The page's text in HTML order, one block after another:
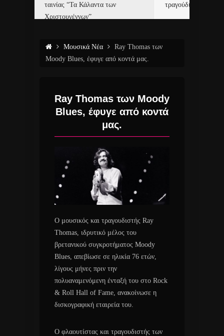
ταινίας “Τα Κάλαντα των
Χριστουγέννων”
τραγούδι και video
Μουσικά Νέα
Ray Thomas των
Moody Blues, έφυγε από κοντά μας.
Ray Thomas των Moody
Blues, έφυγε από κοντά
μας.
Ο μουσικός και τραγουδιστής Ray
Thomas, ιδρυτικό μέλος του
βρετανικού συγκροτήματος Moody
Blues, απεβίωσε σε ηλικία 76 ετών,
λίγους μήνες πριν την
πολυαναμενόμενη ένταξή του στο Rock
& Roll Hall of Fame, ανακοίνωσε η
δισκογραφική εταιρεία του.
Ο φλαουτίστας και τραγουδιστής των